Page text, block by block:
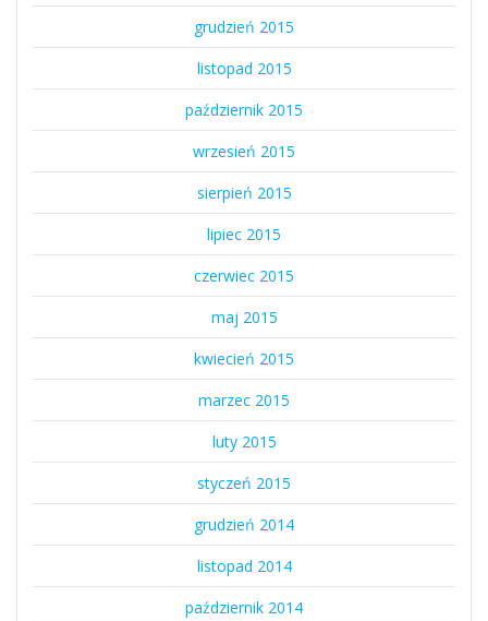
grudzień 2015
listopad 2015
październik 2015
wrzesień 2015
sierpień 2015
lipiec 2015
czerwiec 2015
maj 2015
kwiecień 2015
marzec 2015
luty 2015
styczeń 2015
grudzień 2014
listopad 2014
październik 2014